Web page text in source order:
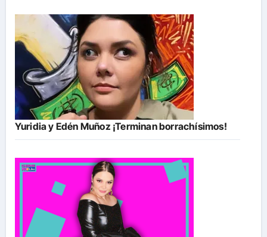
Yuridia y Edén Muñoz ¡Terminan borrachísimos!